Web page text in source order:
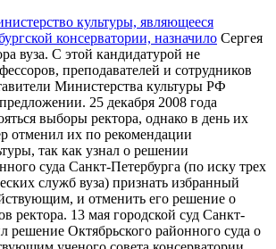
культуры, являющееся
консерватории, назначило Сергея
вуза. С этой кандидатурой не
преподавателей и сотрудников
Министерства культуры РФ
25 декабря 2008 года
выборы ректора, однако в день их
отменил их по рекомендации
так как узнал о решении
суда Санкт-Петербурга (по иску трех
служб вуза) признать избранный
и отменить его решение о
ректора. 13 мая городской суд Санкт-
решение Октябрьского районного суда о